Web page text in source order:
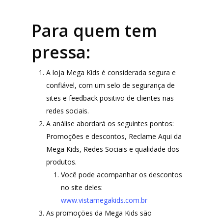
Para quem tem
pressa:
A loja Mega Kids é considerada segura e
confiável, com um selo de segurança de
sites e feedback positivo de clientes nas
redes sociais.
A análise abordará os seguintes pontos:
Promoções e descontos, Reclame Aqui da
Mega Kids, Redes Sociais e qualidade dos
produtos.
Você pode acompanhar os descontos
no site deles:
www.vistamegakids.com.br
As promoções da Mega Kids são